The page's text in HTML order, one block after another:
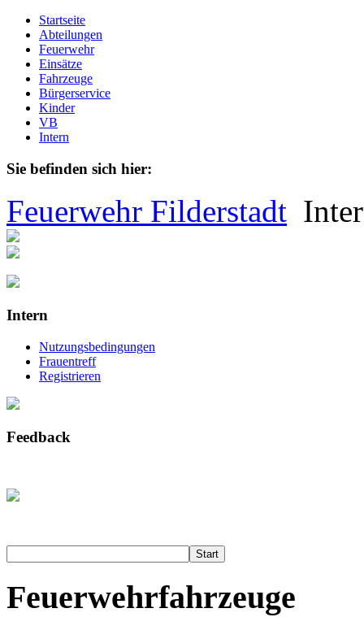
Startseite
Abteilungen
Feuerwehr
Einsätze
Fahrzeuge
Bürgerservice
Kinder
VB
Intern
Sie befinden sich hier:
Feuerwehr Filderstadt
Intern
Nutzungsbedingungen
Frauentreff
Registrieren
Feedback
Start
Feuerwehrfahrzeuge